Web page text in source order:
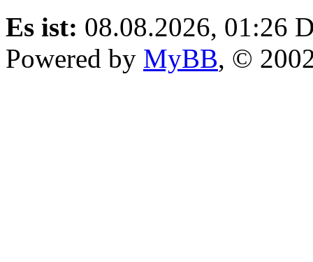
Es ist: 08.08.2026, 01:26
Powered by MyBB, ©